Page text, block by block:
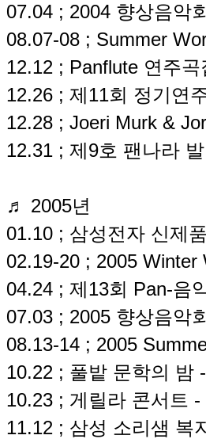
07.04 ; 2004 향상음악
08.07-08 ; Summer
12.12 ; Panflute 연주
12.26 ; 제11회 정기연
12.28 ; Joeri Murk &
12.31 ; 제9호 팬나라
♬ 2005년
01.10 ; 삼성전자 신제
02.19-20 ; 2005
04.24 ; 제13회 Pan-음
07.03 ; 2005 향상음악
08.13-14 ; 2005
10.22 ; 풀밭 문학의 밤
10.23 ; 게릴라 콘서트
11.12 ; 삼성 소리샘 복